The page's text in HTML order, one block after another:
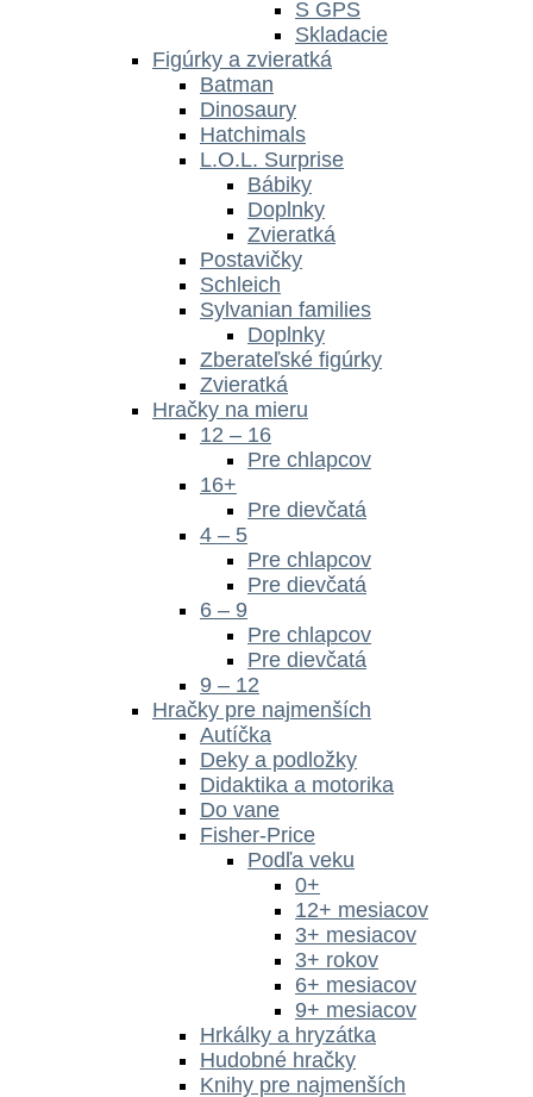
S GPS
Skladacie
Figúrky a zvieratká
Batman
Dinosaury
Hatchimals
L.O.L. Surprise
Bábiky
Doplnky
Zvieratká
Postavičky
Schleich
Sylvanian families
Doplnky
Zberateľské figúrky
Zvieratká
Hračky na mieru
12 – 16
Pre chlapcov
16+
Pre dievčatá
4 – 5
Pre chlapcov
Pre dievčatá
6 – 9
Pre chlapcov
Pre dievčatá
9 – 12
Hračky pre najmenších
Autíčka
Deky a podložky
Didaktika a motorika
Do vane
Fisher-Price
Podľa veku
0+
12+ mesiacov
3+ mesiacov
3+ rokov
6+ mesiacov
9+ mesiacov
Hrkálky a hryzátka
Hudobné hračky
Knihy pre najmenších